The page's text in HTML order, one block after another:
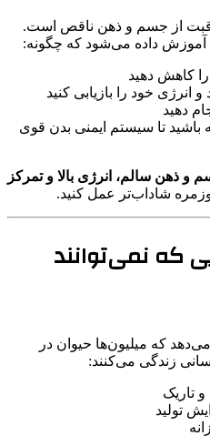
از جسم و ذهن ناقص است.
آموزش داده می‌شود که چگونه:
کاهش دهید
و انرژی خود را بازیابی کنید
دهید
باشید تا سیستم ایمنی بدن قوی
و ذهن سالم، انرژی بالا و تمرکز
شاداب‌تر عمل کنید.
که نمی‌توانند
که میلیون‌ها حیوان در
زندگی می‌کنند:
تاریک
تولید